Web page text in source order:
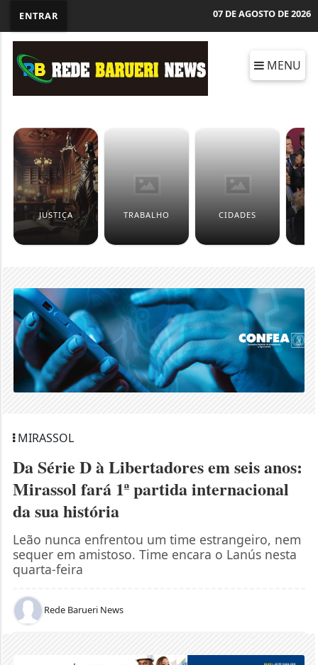
ENTRAR 07 DE AGOSTO DE 2026
MENU
JUSTIÇA TRABALHO CIDADES
MIRASSOL
Da Série D à Libertadores em seis anos:
Mirassol fará 1ª partida internacional
da sua história
Leão nunca enfrentou um time estrangeiro, nem
sequer em amistoso. Time encara o Lanús nesta
quarta-feira
Rede Barueri News